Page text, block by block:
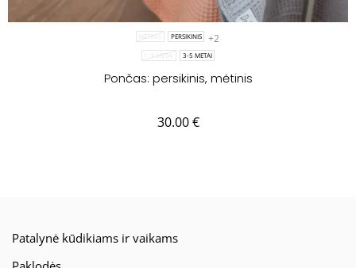
MĖTINIS PERSIKINIS +2
1-3 METAI 3-5 METAI
Pončas: persikinis, mėtinis
30.00€
Patalynė kūdikiams ir vaikams